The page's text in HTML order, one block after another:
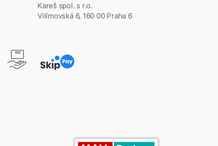
Kareš spol. s r.o.
Vilímovská 6, 160 00 Praha 6